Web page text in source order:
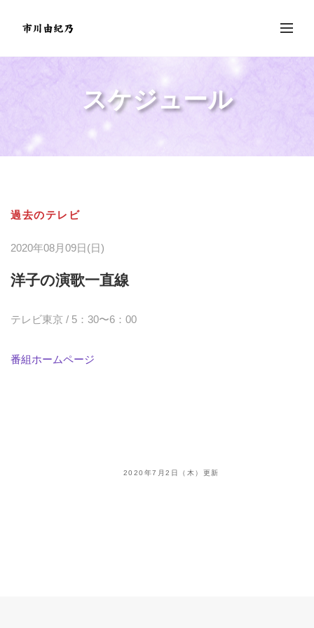
スケジュール
過去のテレビ
2020年08月09日(日)
洋子の演歌一直線
テレビ東京 / 5：30〜6：00
番組ホームページ
2020年7月2日（木）更新